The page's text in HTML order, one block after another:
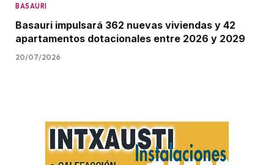
BASAURI
Basauri impulsará 362 nuevas viviendas y 42
apartamentos dotacionales entre 2026 y 2029
20/07/2026